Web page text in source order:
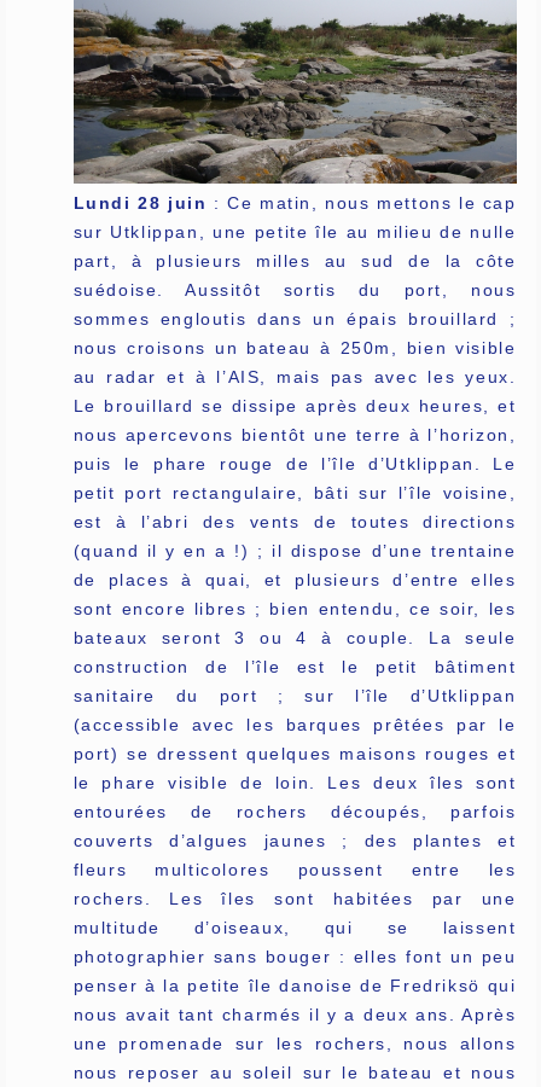
Lundi 28 juin : Ce matin, nous mettons le cap
sur Utklippan, une petite île au milieu de nulle
part, à plusieurs milles au sud de la côte
suédoise. Aussitôt sortis du port, nous
sommes engloutis dans un épais brouillard ;
nous croisons un bateau à 250m, bien visible
au radar et à l’AIS, mais pas avec les yeux.
Le brouillard se dissipe après deux heures, et
nous apercevons bientôt une terre à l’horizon,
puis le phare rouge de l’île d’Utklippan. Le
petit port rectangulaire, bâti sur l’île voisine,
est à l’abri des vents de toutes directions
(quand il y en a !) ; il dispose d’une trentaine
de places à quai, et plusieurs d’entre elles
sont encore libres ; bien entendu, ce soir, les
bateaux seront 3 ou 4 à couple. La seule
construction de l’île est le petit bâtiment
sanitaire du port ; sur l’île d’Utklippan
(accessible avec les barques prêtées par le
port) se dressent quelques maisons rouges et
le phare visible de loin. Les deux îles sont
entourées de rochers découpés, parfois
couverts d’algues jaunes ; des plantes et
fleurs multicolores poussent entre les
rochers. Les îles sont habitées par une
multitude d’oiseaux, qui se laissent
photographier sans bouger : elles font un peu
penser à la petite île danoise de Fredriksö qui
nous avait tant charmés il y a deux ans. Après
une promenade sur les rochers, nous allons
nous reposer au soleil sur le bateau et nous